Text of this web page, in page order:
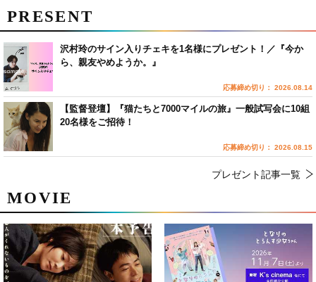
MOVIE
PRESENT
沢村玲のサイン入りチェキを1名様にプレゼント！／『今か
ら、親友やめようか。』
応募締め切り： 2026.08.14
【監督登壇】『猫たちと7000マイルの旅』一般試写会に10組
20名様をご招待！
応募締め切り： 2026.08.15
プレゼント記事一覧